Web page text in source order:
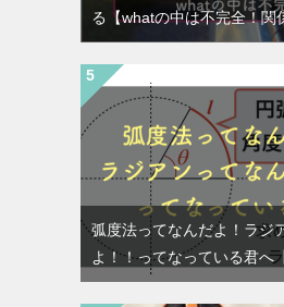
る【whatの中は不完全！関
弧度法ってなんだよ！ラジ
よ！！ってなっている君へ